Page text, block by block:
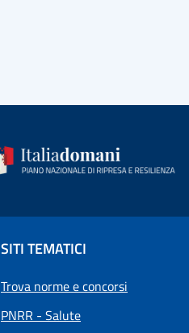
SITI TEMATICI
Trova norme e concorsi
PNRR - Salute